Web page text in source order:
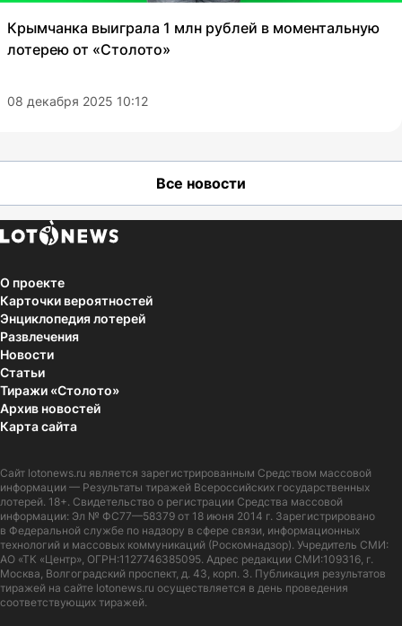
Крымчанка выиграла 1 млн рублей в моментальную
лотерею от «Столото»
08 декабря 2025 10:12
Все новости
О проекте
Карточки вероятностей
Энциклопедия лотерей
Развлечения
Новости
Статьи
Тиражи «Столото»
Архив новостей
Карта сайта
Сайт lotonews.ru является зарегистрированным Средством массовой
информации — Результаты тиражей Всероссийских государственных
лотерей. 18+. Свидетельство о регистрации Средства массовой
информации: Эл № ФС77—58379 от 18 июня 2014 г. Зарегистрировано
в Федеральной службе по надзору в сфере связи, информационных
технологий и массовых коммуникаций (Роскомнадзор). Учредитель СМИ:
АО «ТК «Центр», ОГРН:1127746385095. Адрес редакции СМИ:109316, г.
Москва, Волгоградский проспект, д. 43, корп. 3. Публикация результатов
тиражей на сайте lotonews.ru осуществляется в день проведения
соответствующих тиражей.